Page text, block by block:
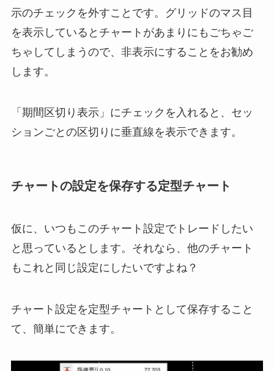
示のチェックを外すことです。グリッドのマス目
を表示しているとチャートがあまりにもごちゃご
ちゃしてしまうので、非表示にすることをお勧め
します。
「期間区切り表示」にチェックを入れると、セッ
ションごとの区切りに垂直線を表示できます。
チャートの設定を保存する定型チャート
仮に、いつもこのチャート設定でトレードしたい
と思っているとします。それなら、他のチャート
もこれと同じ設定にしたいですよね？
チャート設定を定型チャートとして保存すること
て、簡単にできます。